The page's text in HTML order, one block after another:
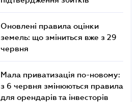
Оновлені правила оцінки
земель: що зміниться вже з 29
червня
Мала приватизація по-новому:
з 6 червня змінюються правила
для орендарів та інвесторів